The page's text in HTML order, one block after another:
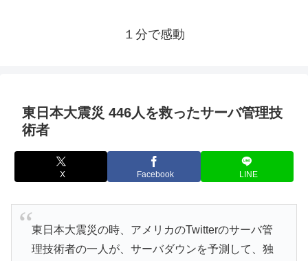
１分で感動
東日本大震災 446人を救ったサーバ管理技
術者
X Facebook LINE
東日本大震災の時、アメリカのTwitterのサーバ管
理技術者の一人が、サーバダウンを予測して、独